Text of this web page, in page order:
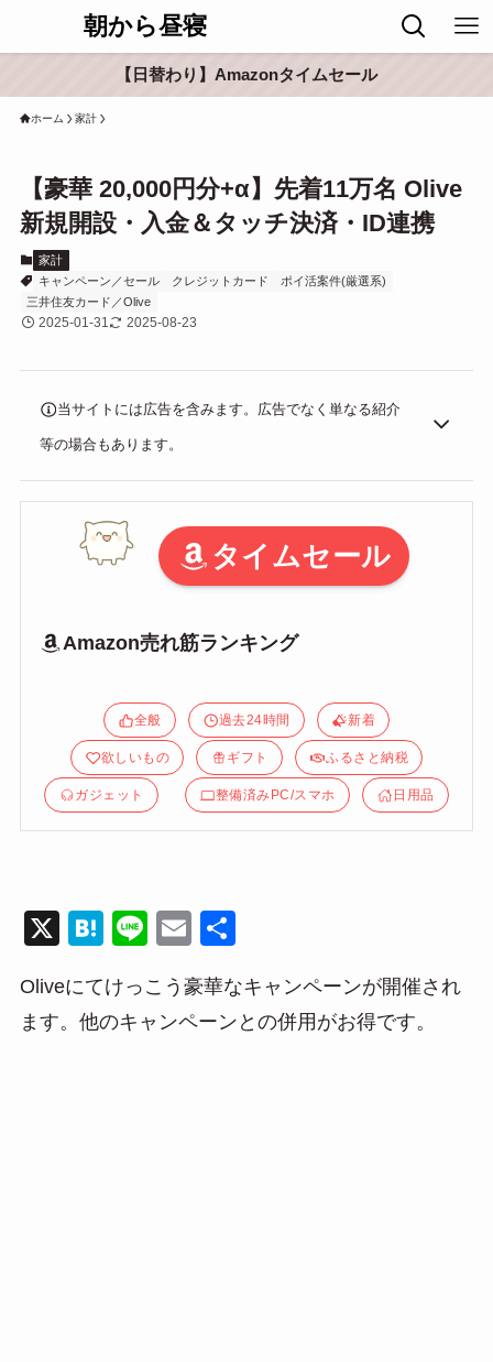
朝から昼寝
【日替わり】Amazonタイムセール
ホーム 家計
【豪華 20,000円分+α】先着11万名 Olive
新規開設・入金＆タッチ決済・ID連携
家計
キャンペーン／セール
クレジットカード
ポイ活案件(厳選系)
三井住友カード／Olive
2025-01-31 2025-08-23
当サイトには広告を含みます。広告でなく単なる紹介
等の場合もあります。
タイムセール
Amazon売れ筋ランキング
全般 過去24時間 新着
欲しいもの ギフト ふるさと納税
ガジェット 整備済みPC/スマホ 日用品
X
H
e
n
Li
e
E
ail
Oliveにてけっこう豪華なキャンペーンが開催され
ます。他のキャンペーンとの併用がお得です。